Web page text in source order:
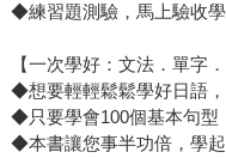
◆練習題測驗，馬上驗收
【一次學好：文法．單字．
◆想要輕輕鬆鬆學好日語
◆只要學會100個基本句型
◆本書讓您事半功倍，學